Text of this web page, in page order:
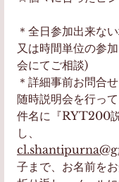
＊全日参加出来な
又は時間単位の参
会にてご相談)
＊詳細事前お問合
随時説明会を行って
件名に『RYT200
し、
子まで、お名前をお